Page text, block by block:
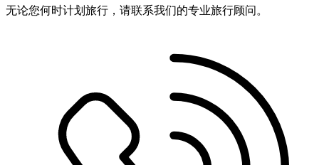
无论您何时计划旅行，请联系我们的专业旅行顾问。